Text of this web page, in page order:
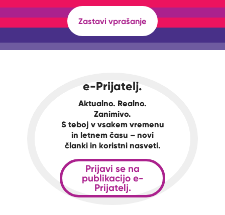
Zastavi vprašanje
e-Prijatelj.
Aktualno. Realno.
Zanimivo.
S teboj v vsakem vremenu
in letnem času – novi
članki in koristni nasveti.
Prijavi se na
publikacijo e-
Prijatelj.